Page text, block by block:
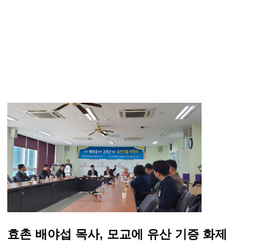
효촌 배야섭 목사, 모교에 유산 기증 화제